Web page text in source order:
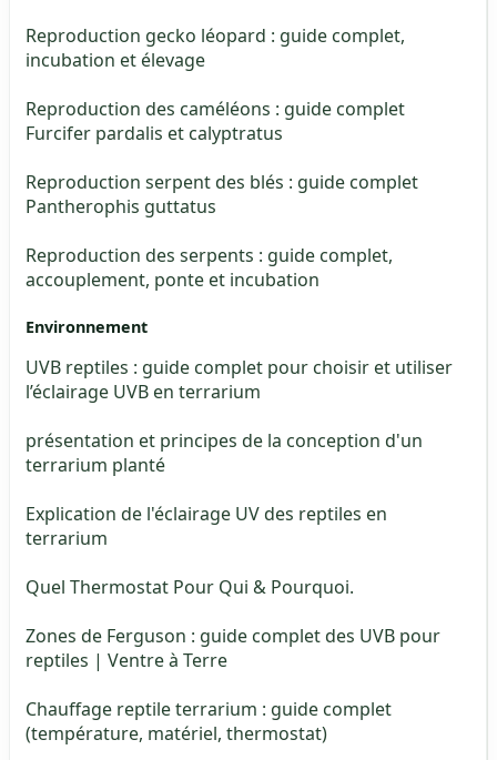
Reproduction gecko léopard : guide complet,
incubation et élevage
Reproduction des caméléons : guide complet
Furcifer pardalis et calyptratus
Reproduction serpent des blés : guide complet
Pantherophis guttatus
Reproduction des serpents : guide complet,
accouplement, ponte et incubation
Environnement
UVB reptiles : guide complet pour choisir et utiliser
l’éclairage UVB en terrarium
présentation et principes de la conception d'un
terrarium planté
Explication de l'éclairage UV des reptiles en
terrarium
Quel Thermostat Pour Qui & Pourquoi.
Zones de Ferguson : guide complet des UVB pour
reptiles | Ventre à Terre
Chauffage reptile terrarium : guide complet
(température, matériel, thermostat)